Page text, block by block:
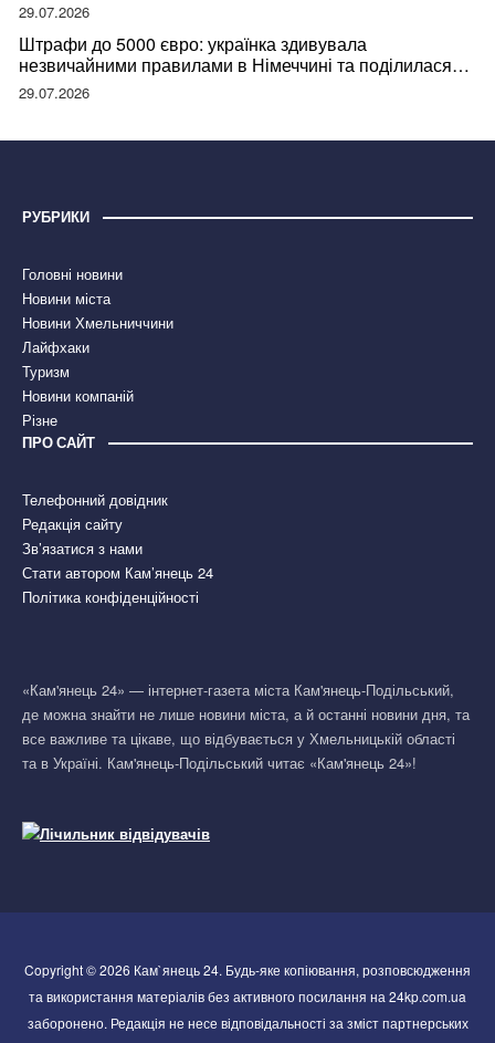
29.07.2026
Штрафи до 5000 євро: українка здивувала
незвичайними правилами в Німеччині та поділилася
правдою
29.07.2026
РУБРИКИ
Головні новини
Новини міста
Новини Хмельниччини
Лайфхаки
Туризм
Новини компаній
Різне
ПРО САЙТ
Телефонний довідник
Редакція сайту
Зв’язатися з нами
Стати автором Кам’янець 24
Політика конфіденційності
«Кам'янець 24» — інтернет-газета міста Кам'янець-Подільський,
де можна знайти не лише новини міста, а й останні новини дня, та
все важливе та цікаве, що відбувається у Хмельницькій області
та в Україні. Кам'янець-Подільський читає «Кам'янець 24»!
Copyright © 2026 Кам`янець 24. Будь-яке копіювання, розповсюдження
та використання матеріалів без активного посилання на 24kp.com.ua
заборонено. Редакція не несе відповідальності за зміст партнерських